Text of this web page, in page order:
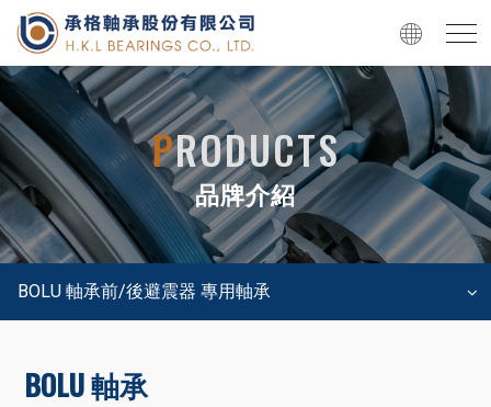
PRODUCTS
品牌介紹
BOLU 軸承前/後避震器 專用軸承
BOLU 軸承